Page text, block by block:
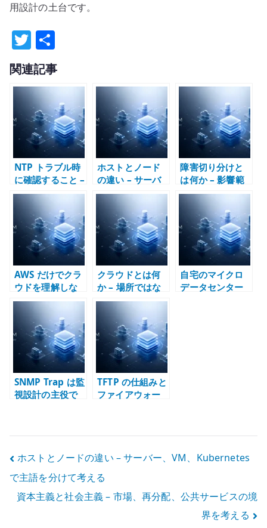
用設計の土台です。
T
w
it
te
r
有
関連記事
NTP トラブル時
に確認すること –
chrony、
ntpd、
timesyncd の整
理
ホストとノード
の違い – サーバ
ー、VM、
Kubernetes で
主語を分けて考
える
障害切り分けと
は何か – 影響範
囲から構造を読
AWS だけでクラ
ウドを理解しな
い – パブリック
クラウドと運用
モデルを分けて
考える
クラウドとは何
か – 場所ではな
く運用モデルと
責任分界で考え
自宅のマイクロ
データセンター
SNMP Trap は監
視設計の主役で
る
TFTP の仕組みと
ファイアウォー
投
稿
ナ
ホストとノードの違い – サーバー、VM、Kubernetes
で主語を分けて考える
資本主義と社会主義 – 市場、再分配、公共サービスの境
界を考える